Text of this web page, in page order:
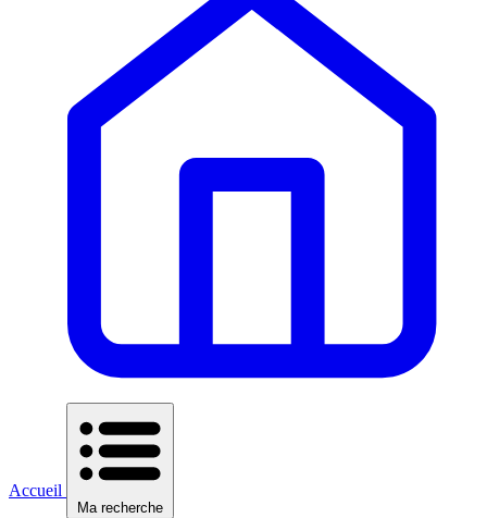
Accueil
Ma recherche